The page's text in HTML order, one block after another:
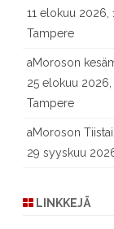
11 elokuu 2026,
Tampere
aMoroson
25 elokuu 2026,
Tampere
aMoroson
29 syyskuu
LINKKEJÄ